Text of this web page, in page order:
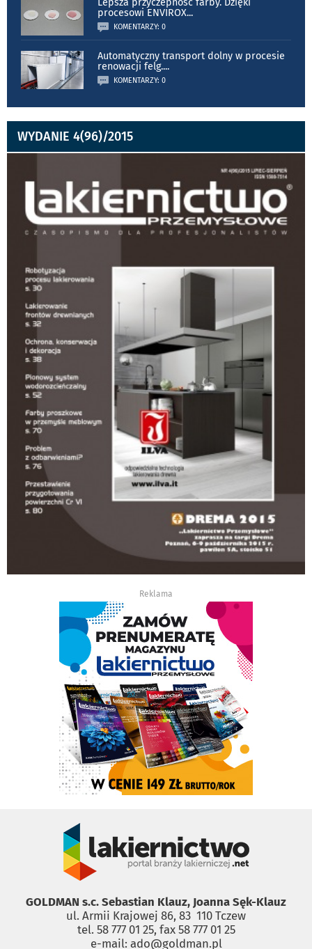
Lepsza przyczepność farby. Dzięki
procesowi ENVIROX...
KOMENTARZY: 0
Automatyczny transport dolny w procesie
renowacji felg....
KOMENTARZY: 0
WYDANIE 4(96)/2015
Reklama
GOLDMAN s.c. Sebastian Klauz, Joanna Sęk-Klauz
ul. Armii Krajowej 86, 83 ­ 110 Tczew
tel. 58 777 01 25, fax 58 777 01 25
e-mail: ado@goldman.pl